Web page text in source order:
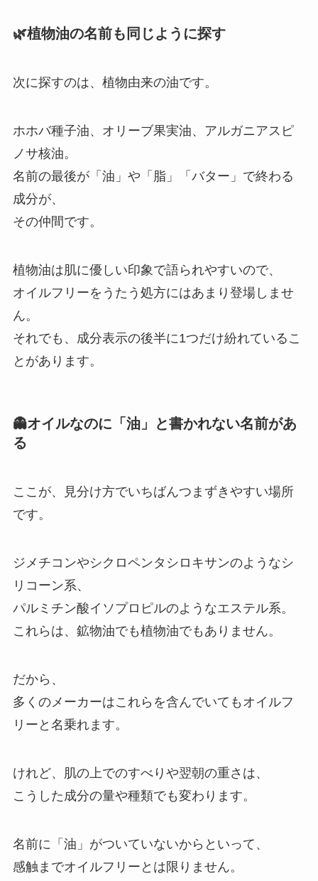
🌿植物油の名前も同じように探す
次に探すのは、植物由来の油です。
ホホバ種子油、オリーブ果実油、アルガニアスピ
ノサ核油。
名前の最後が「油」や「脂」「バター」で終わる
成分が、
その仲間です。
植物油は肌に優しい印象で語られやすいので、
オイルフリーをうたう処方にはあまり登場しませ
ん。
それでも、成分表示の後半に1つだけ紛れているこ
とがあります。
👻オイルなのに「油」と書かれない名前があ
る
ここが、見分け方でいちばんつまずきやすい場所
です。
ジメチコンやシクロペンタシロキサンのようなシ
リコーン系、
パルミチン酸イソプロピルのようなエステル系。
これらは、鉱物油でも植物油でもありません。
だから、
多くのメーカーはこれらを含んでいてもオイルフ
リーと名乗れます。
けれど、肌の上でのすべりや翌朝の重さは、
こうした成分の量や種類でも変わります。
名前に「油」がついていないからといって、
感触までオイルフリーとは限りません。